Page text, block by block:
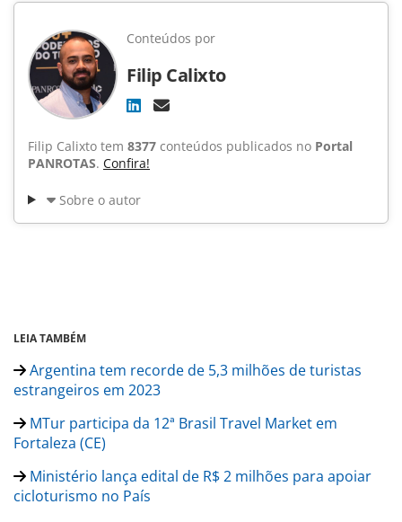
Conteúdos por
Filip Calixto
Filip Calixto tem 8377 conteúdos publicados no Portal
PANROTAS. Confira!
Sobre o autor
LEIA TAMBÉM
Argentina tem recorde de 5,3 milhões de turistas
estrangeiros em 2023
MTur participa da 12ª Brasil Travel Market em
Fortaleza (CE)
Ministério lança edital de R$ 2 milhões para apoiar
cicloturismo no País